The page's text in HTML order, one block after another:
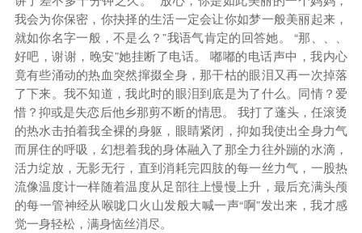
我会为你保密，你抉择的生活一定会让你如梦一般美丽起来，
就如你名字一般，不是么？”我语气肯定的回答她。 “那、、、
好吧，谢谢，晚安”她挂断了电话。 嘟嘟的电话声中，我内心
竟有些涌动的热血突然撺掇全身，那干枯的眼泪又再一次掉落
了下来。我不知道，我此时的眼泪到底是为了什么。同情？爱
惜？抑或是失恋后他乡那剪不断的情思。 我打了蓬头，任滚烫
的热水击拍着我全裸的身躯，眼睛紧闭，抑如我使出全身力气
而屏住的呼吸，幻想着我的身体融入了那全力往外蹦的水滴，
活力绽放，无影无行，直到消耗完四肢的每一丝力气，一股热
流像温度计一样随着温度从足部往上慢慢上升，最后充满头颅
的每一管神经从喉咙口火山发般大喊一声“啊”发出来，我才感
觉一身轻松，满身恼丝消尽。